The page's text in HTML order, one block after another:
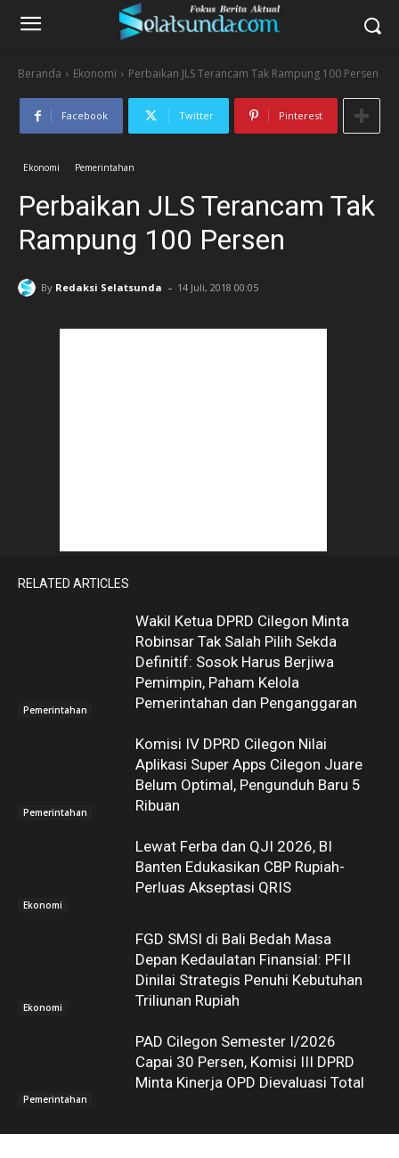
Beranda Ekonomi Perbaikan JLS Terancam Tak Rampung 100 Persen
Facebook Twitter Pinterest
Ekonomi Pemerintahan
Perbaikan JLS Terancam Tak
Rampung 100 Persen
By Redaksi Selatsunda - 14 Juli, 2018 00:05
RELATED ARTICLES
Pemerintahan
Wakil Ketua DPRD Cilegon Minta
Robinsar Tak Salah Pilih Sekda
Definitif: Sosok Harus Berjiwa
Pemimpin, Paham Kelola
Pemerintahan dan Penganggaran
Pemerintahan
Komisi IV DPRD Cilegon Nilai
Aplikasi Super Apps Cilegon Juare
Belum Optimal, Pengunduh Baru 5
Ribuan
Ekonomi
Lewat Ferba dan QJI 2026, BI
Banten Edukasikan CBP Rupiah-
Perluas Akseptasi QRIS
Ekonomi
FGD SMSI di Bali Bedah Masa
Depan Kedaulatan Finansial: PFII
Dinilai Strategis Penuhi Kebutuhan
Triliunan Rupiah
Pemerintahan
PAD Cilegon Semester I/2026
Capai 30 Persen, Komisi III DPRD
Minta Kinerja OPD Dievaluasi Total